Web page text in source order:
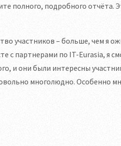
полного, подробного отчёта.
участников – больше, чем я
с партнерами по IT-Eurasia, я
и они были интересны
многолюдно. Особенно